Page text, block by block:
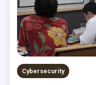
Cybersecurity